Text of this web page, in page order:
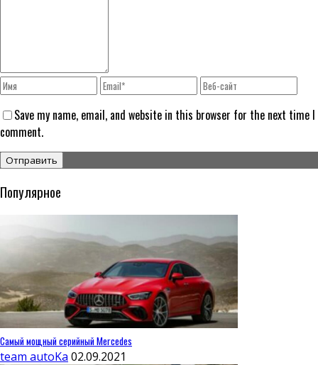
Save my name, email, and website in this browser for the next time I
comment.
Популярное
Самый мощный серийный Mercedes
team autoKa 02.09.2021